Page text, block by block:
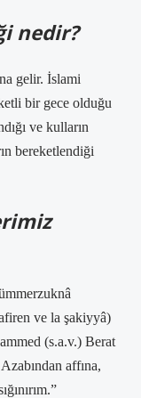
nedir?
gelir. İslami
bir gece olduğu
ve kulların
bereketlendiği
ve la şakiyyâ)
(s.a.v.) Berat
affına,